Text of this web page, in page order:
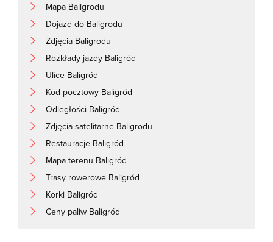
Mapa Baligrodu
Dojazd do Baligrodu
Zdjęcia Baligrodu
Rozkłady jazdy Baligród
Ulice Baligród
Kod pocztowy Baligród
Odległości Baligród
Zdjęcia satelitarne Baligrodu
Restauracje Baligród
Mapa terenu Baligród
Trasy rowerowe Baligród
Korki Baligród
Ceny paliw Baligród